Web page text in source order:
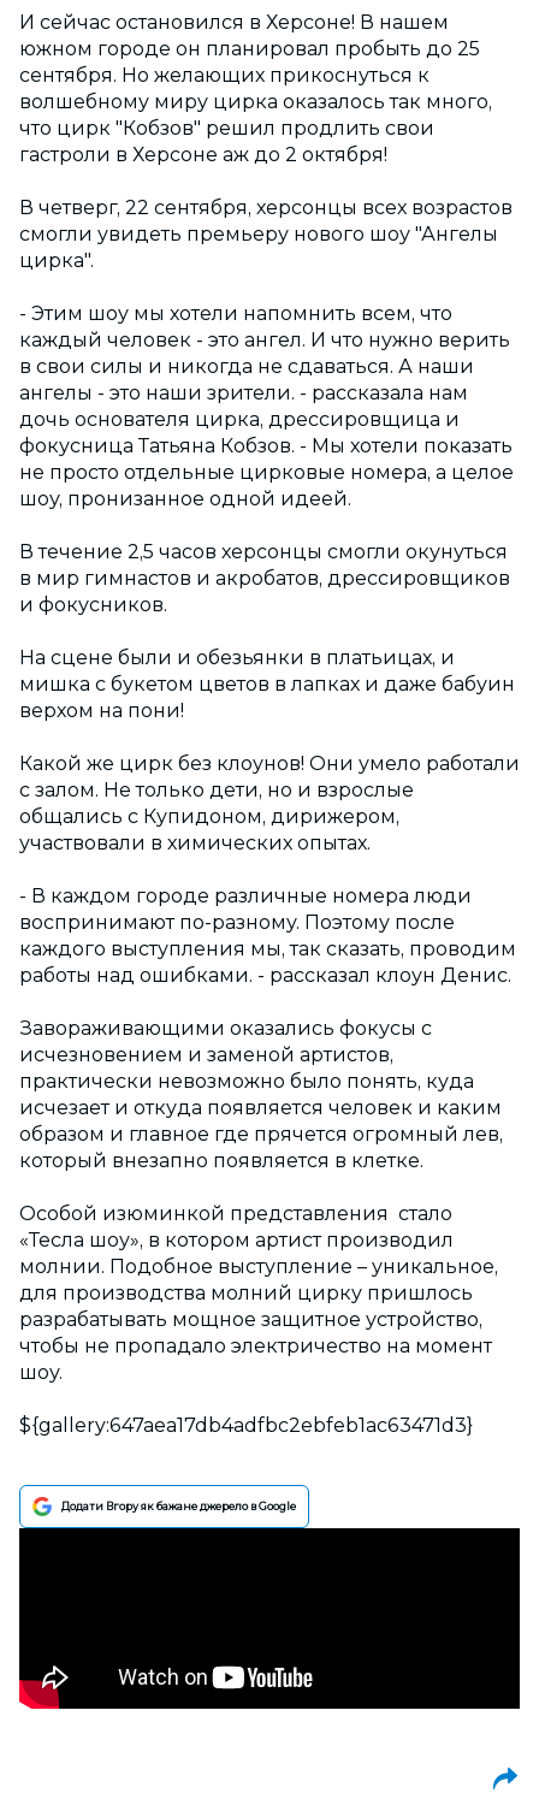
И сейчас остановился в Херсоне! В нашем
южном городе он планировал пробыть до 25
сентября. Но желающих прикоснуться к
волшебному миру цирка оказалось так много,
что цирк "Кобзов" решил продлить свои
гастроли в Херсоне аж до 2 октября!
В четверг, 22 сентября, херсонцы всех возрастов
смогли увидеть премьеру нового шоу "Ангелы
цирка".
- Этим шоу мы хотели напомнить всем, что
каждый человек - это ангел. И что нужно верить
в свои силы и никогда не сдаваться. А наши
ангелы - это наши зрители. - рассказала нам
дочь основателя цирка, дрессировщица и
фокусница Татьяна Кобзов. - Мы хотели показать
не просто отдельные цирковые номера, а целое
шоу, пронизанное одной идеей.
В течение 2,5 часов херсонцы смогли окунуться
в мир гимнастов и акробатов, дрессировщиков
и фокусников.
На сцене были и обезьянки в платьицах, и
мишка с букетом цветов в лапках и даже бабуин
верхом на пони!
Какой же цирк без клоунов! Они умело работали
с залом. Не только дети, но и взрослые
общались с Купидоном, дирижером,
участвовали в химических опытах.
- В каждом городе различные номера люди
воспринимают по-разному. Поэтому после
каждого выступления мы, так сказать, проводим
работы над ошибками. - рассказал клоун Денис.
Завораживающими оказались фокусы с
исчезновением и заменой артистов,
практически невозможно было понять, куда
исчезает и откуда появляется человек и каким
образом и главное где прячется огромный лев,
который внезапно появляется в клетке.
Особой изюминкой представления стало
«Тесла шоу», в котором артист производил
молнии. Подобное выступление – уникальное,
для производства молний цирку пришлось
разрабатывать мощное защитное устройство,
чтобы не пропадало электричество на момент
шоу.
${gallery:647aea17db4adfbc2ebfeb1ac63471d3}
Додати Вгору як бажане джерело в Google